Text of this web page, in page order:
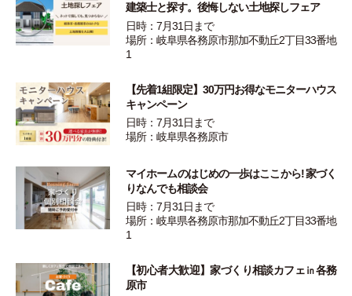
建築士と探す。後悔しない土地探しフェア
日時：7月31日まで
場所：岐阜県各務原市那加不動丘2丁目33番地
1
【先着1組限定】30万円お得なモニターハウス
キャンペーン
日時：7月31日まで
場所：岐阜県各務原市
マイホームのはじめの一歩はここから! 家づく
りなんでも相談会
日時：7月31日まで
場所：岐阜県各務原市那加不動丘2丁目33番地
1
【初心者大歓迎】家づくり相談カフェ㏌各務
原市